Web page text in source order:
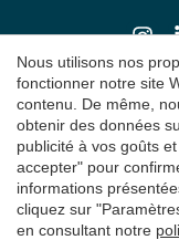
Nous utilisons nos
fonctionner notre site
contenu. De même,
obtenir des données
publicité à vos goûts
accepter" pour
informations
cliquez sur
en consultant notre